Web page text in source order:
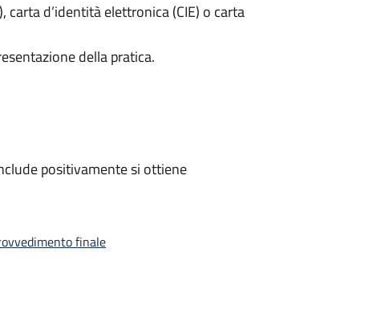
d’identità elettronica (CIE) o carta
della pratica.
positivamente si ottiene
finale